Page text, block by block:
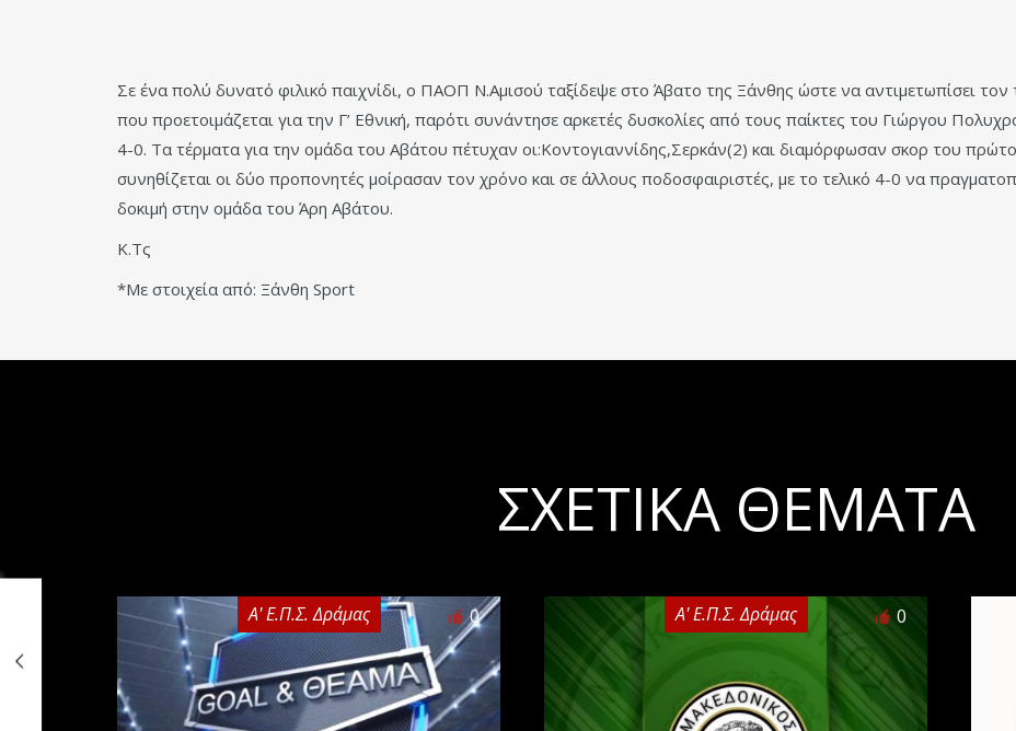
Σε ένα πολύ δυνατό φιλικό παιχνίδι, ο ΠΑΟΠ Ν.Αμισού ταξίδεψε στο Άβατο της Ξάνθης ώστε να αντιμετωπίσει
που προετοιμάζεται για την Γ’ Εθνική, παρότι συνάντησε αρκετές δυσκολίες από τους παίκτες του Γιώργου
4-0. Τα τέρματα για την ομάδα του Αβάτου πέτυχαν οι:Κοντογιαννίδης,Σερκάν(2) και διαμόρφωσαν σκορ του
συνηθίζεται οι δύο προπονητές μοίρασαν τον χρόνο και σε άλλους ποδοσφαιριστές, με το τελικό 4-0 να
δοκιμή στην ομάδα του Άρη Αβάτου.
Κ.Τς
*Με στοιχεία από: Ξάνθη Sport
ΣΧΕΤΙΚΆ ΘΈΜΑΤΑ
Α' Ε.Π.Σ. Δράμας 0 Α' Ε.Π.Σ. Δράμας 0